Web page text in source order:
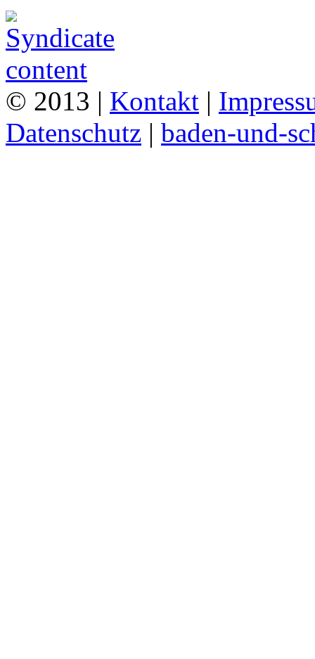
© 2013 | Kontakt |
Datenschutz | baden-und-